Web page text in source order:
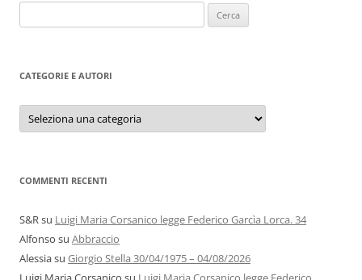
per:
CATEGORIE E AUTORI
Categorie
autori
COMMENTI RECENTI
S&Rsu Luigi Maria Corsanico legge Federico Garcìa Lorca. 34
Alfonso su Abbraccio
Alessiasu Giorgio Stella 30/04/1975 – 04/08/2026